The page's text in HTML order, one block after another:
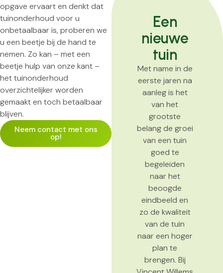
opgave ervaart en denkt dat
tuinonderhoud voor u
onbetaalbaar is, proberen we
u een beetje bij de hand te
nemen. Zo kan – met een
beetje hulp van onze kant –
het tuinonderhoud
overzichtelijker worden
gemaakt en toch betaalbaar
blijven.
Neem contact met ons
op!
Een
nieuwe
tuin
Met name in de
eerste jaren na
aanleg is het
van het
grootste
belang de groei
van een tuin
goed te
begeleiden
naar het
beoogde
eindbeeld en
zo de kwaliteit
van de tuin
naar een hoger
plan te
brengen. Bij